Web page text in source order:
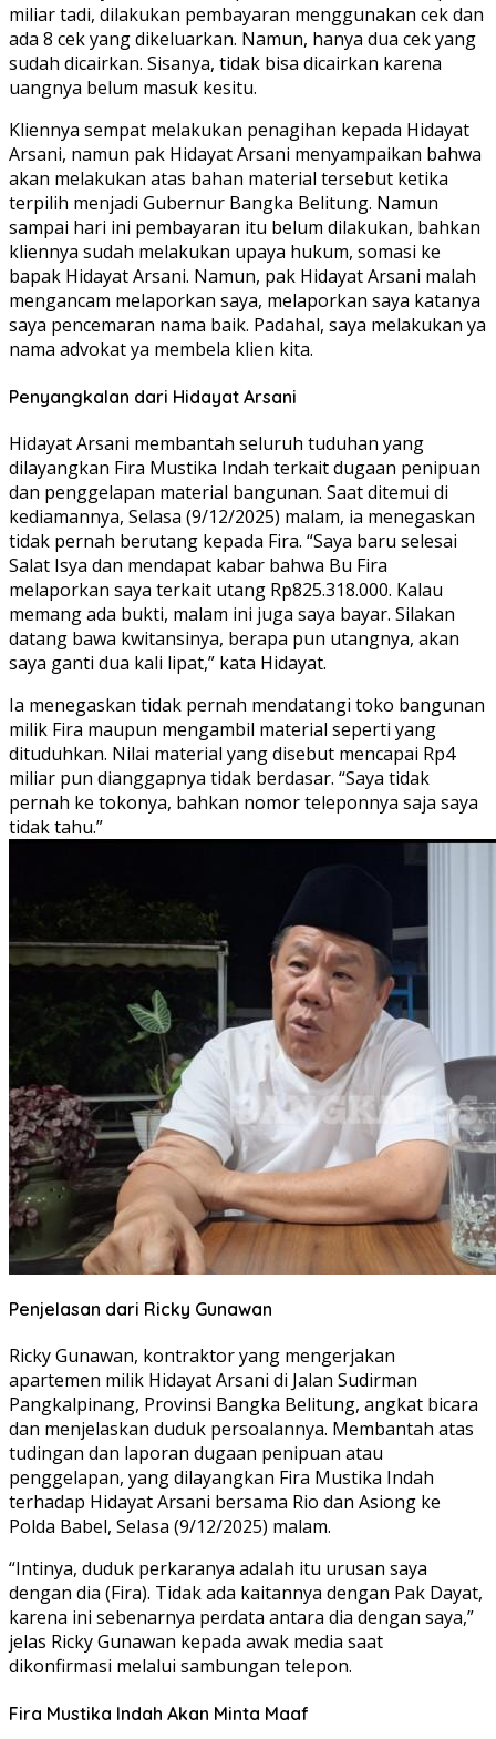
miliar tadi, dilakukan pembayaran menggunakan cek dan
ada 8 cek yang dikeluarkan. Namun, hanya dua cek yang
sudah dicairkan. Sisanya, tidak bisa dicairkan karena
uangnya belum masuk kesitu.
Kliennya sempat melakukan penagihan kepada Hidayat
Arsani, namun pak Hidayat Arsani menyampaikan bahwa
akan melakukan atas bahan material tersebut ketika
terpilih menjadi Gubernur Bangka Belitung. Namun
sampai hari ini pembayaran itu belum dilakukan, bahkan
kliennya sudah melakukan upaya hukum, somasi ke
bapak Hidayat Arsani. Namun, pak Hidayat Arsani malah
mengancam melaporkan saya, melaporkan saya katanya
saya pencemaran nama baik. Padahal, saya melakukan ya
nama advokat ya membela klien kita.
Penyangkalan dari Hidayat Arsani
Hidayat Arsani membantah seluruh tuduhan yang
dilayangkan Fira Mustika Indah terkait dugaan penipuan
dan penggelapan material bangunan. Saat ditemui di
kediamannya, Selasa (9/12/2025) malam, ia menegaskan
tidak pernah berutang kepada Fira. “Saya baru selesai
Salat Isya dan mendapat kabar bahwa Bu Fira
melaporkan saya terkait utang Rp825.318.000. Kalau
memang ada bukti, malam ini juga saya bayar. Silakan
datang bawa kwitansinya, berapa pun utangnya, akan
saya ganti dua kali lipat,” kata Hidayat.
Ia menegaskan tidak pernah mendatangi toko bangunan
milik Fira maupun mengambil material seperti yang
dituduhkan. Nilai material yang disebut mencapai Rp4
miliar pun dianggapnya tidak berdasar. “Saya tidak
pernah ke tokonya, bahkan nomor teleponnya saja saya
tidak tahu.”
Penjelasan dari Ricky Gunawan
Ricky Gunawan, kontraktor yang mengerjakan
apartemen milik Hidayat Arsani di Jalan Sudirman
Pangkalpinang, Provinsi Bangka Belitung, angkat bicara
dan menjelaskan duduk persoalannya. Membantah atas
tudingan dan laporan dugaan penipuan atau
penggelapan, yang dilayangkan Fira Mustika Indah
terhadap Hidayat Arsani bersama Rio dan Asiong ke
Polda Babel, Selasa (9/12/2025) malam.
“Intinya, duduk perkaranya adalah itu urusan saya
dengan dia (Fira). Tidak ada kaitannya dengan Pak Dayat,
karena ini sebenarnya perdata antara dia dengan saya,”
jelas Ricky Gunawan kepada awak media saat
dikonfirmasi melalui sambungan telepon.
Fira Mustika Indah Akan Minta Maaf